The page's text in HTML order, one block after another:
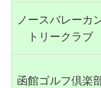
ノースバレーカ
トリークラブ
函館ゴルフ倶楽